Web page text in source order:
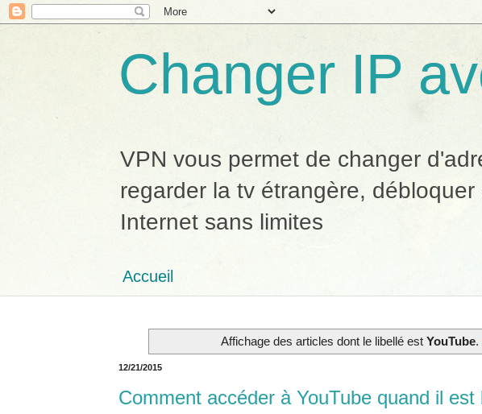
Changer IP
VPN vous permet de changer
regarder la tv étrangère,
Internet sans limites
Accueil
Affichage des articles dont le libellé est YouTube.
12/21/2015
Comment accéder à YouTube quand il est